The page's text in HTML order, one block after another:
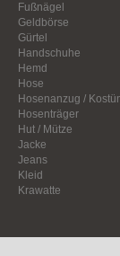
Fußnägel
Geldbörse
Gürtel
Handschuhe
Hemd
Hose
Hosenanzug /
Hosenträger
Hut / Mütze
Jacke
Jeans
Kleid
Krawatte